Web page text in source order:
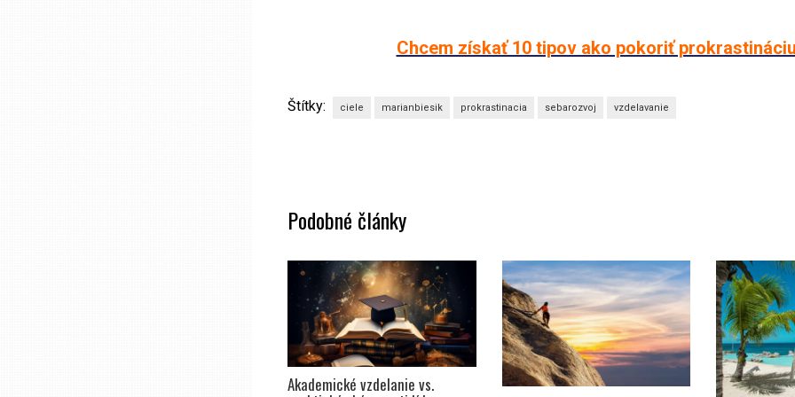
Chcem získať 10 tipov ako pokoriť
Štítky: ciele marianbiesik prokrastinacia sebarozvoj vzdelavanie
Podobné články
Akademické vzdelanie vs.